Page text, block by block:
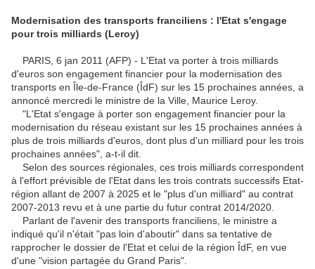
Modernisation des transports franciliens : l'Etat s'engage
pour trois milliards (Leroy)
PARIS, 6 jan 2011 (AFP) - L'Etat va porter à trois milliards
d'euros son engagement financier pour la modernisation des
transports en Île-de-France (ÎdF) sur les 15 prochaines années, a
annoncé mercredi le ministre de la Ville, Maurice Leroy.
"L'Etat s'engage à porter son engagement financier pour la
modernisation du réseau existant sur les 15 prochaines années à
plus de trois milliards d'euros, dont plus d'un milliard pour les trois
prochaines années", a-t-il dit.
Selon des sources régionales, ces trois milliards correspondent
à l'effort prévisible de l'Etat dans les trois contrats successifs Etat-
région allant de 2007 à 2025 et le "plus d'un milliard" au contrat
2007-2013 revu et à une partie du futur contrat 2014/2020.
Parlant de l'avenir des transports franciliens, le ministre a
indiqué qu'il n'était "pas loin d'aboutir" dans sa tentative de
rapprocher le dossier de l'Etat et celui de la région ÎdF, en vue
d'une "vision partagée du Grand Paris".